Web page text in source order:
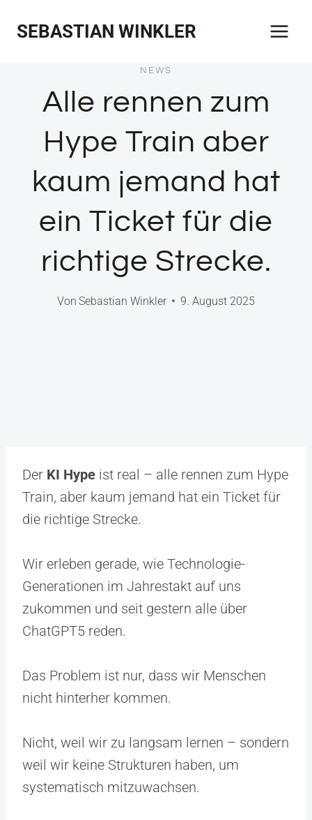
InhaltSEBASTIAN WINKLER
NEWS
Alle rennen zum
Hype Train aber
kaum jemand hat
ein Ticket für die
richtige Strecke.
Von Sebastian Winkler 9. August 2025
Der KI Hype ist real – alle rennen zum Hype
Train, aber kaum jemand hat ein Ticket für
die richtige Strecke.
Wir erleben gerade, wie Technologie-
Generationen im Jahrestakt auf uns
zukommen und seit gestern alle über
ChatGPT5 reden.
Das Problem ist nur, dass wir Menschen
nicht hinterher kommen.
Nicht, weil wir zu langsam lernen – sondern
weil wir keine Strukturen haben, um
systematisch mitzuwachsen.